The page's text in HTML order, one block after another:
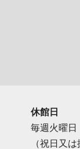
休館日
毎週火曜日
（祝日又